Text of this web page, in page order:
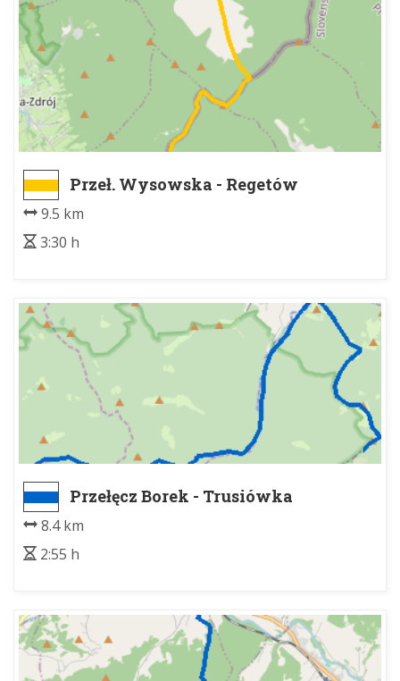
Przeł. Wysowska - Regetów
9.5 km
3:30 h
Przełęcz Borek - Trusiówka
8.4 km
2:55 h